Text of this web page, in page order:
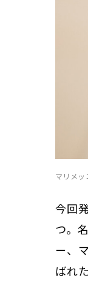
マリメッ
今回
つ。
ー、
ばれ